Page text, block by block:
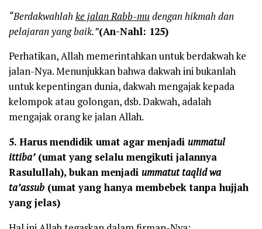
“Berdakwahlah ke jalan Rabb-mudengan hikmah dan
pelajaran yang baik.”(An-Nahl: 125)
Perhatikan, Allah memerintahkan untuk berdakwah ke
jalan-Nya. Menunjukkan bahwa dakwah ini bukanlah
untuk kepentingan dunia, dakwah mengajak kepada
kelompok atau golongan, dsb. Dakwah, adalah
mengajak orang ke jalan Allah.
5. Harusmendidik umat agar menjadi ummatul
ittiba’(umat yang selalu mengikuti jalannya
Rasulullah), bukan menjadi ummatut taqlid wa
ta’assub (umat yang hanya membebek tanpa hujjah
yang jelas)